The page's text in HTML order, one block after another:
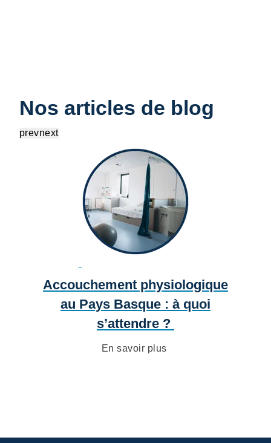
Nos articles de blog
prevnext
Accouchement physiologique
au Pays Basque : à quoi
s’attendre ?
En savoir plus